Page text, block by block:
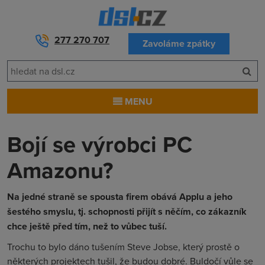
277 270 707 Zavoláme zpátky
MENU
Bojí se výrobci PC
Amazonu?
Na jedné straně se spousta firem obává Applu a jeho
šestého smyslu, tj. schopnosti přijít s něčím, co zákazník
chce ještě před tím, než to vůbec tuší.
Trochu to bylo dáno tušením Steve Jobse, který prostě o
některých projektech tušil, že budou dobré. Buldočí vůle se